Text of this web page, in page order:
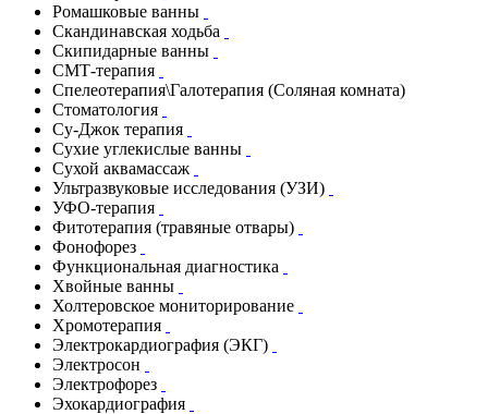
Ромашковые ванны
Скандинавская ходьба
Скипидарные ванны
СМТ-терапия
Спелеотерапия\Галотерапия (Соляная комната)
Стоматология
Су-Джок терапия
Сухие углекислые ванны
Сухой аквамассаж
Ультразвуковые исследования (УЗИ)
УФО-терапия
Фитотерапия (травяные отвары)
Фонофорез
Функциональная диагностика
Хвойные ванны
Холтеровское мониторирование
Хромотерапия
Электрокардиография (ЭКГ)
Электросон
Электрофорез
Эхокардиография